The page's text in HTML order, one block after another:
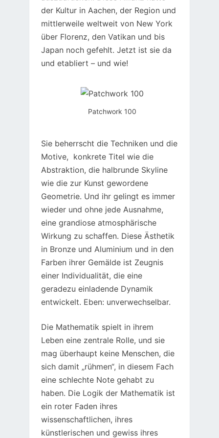
der Kultur in Aachen, der Region und
mittlerweile weltweit von New York
über Florenz, den Vatikan und bis
Japan noch gefehlt. Jetzt ist sie da
und etabliert – und wie!
Patchwork 100
Sie beherrscht die Techniken und die
Motive, konkrete Titel wie die
Abstraktion, die halbrunde Skyline
wie die zur Kunst gewordene
Geometrie. Und ihr gelingt es immer
wieder und ohne jede Ausnahme,
eine grandiose atmosphärische
Wirkung zu schaffen. Diese Ästhetik
in Bronze und Aluminium und in den
Farben ihrer Gemälde ist Zeugnis
einer Individualität, die eine
geradezu einladende Dynamik
entwickelt. Eben: unverwechselbar.
Die Mathematik spielt in ihrem
Leben eine zentrale Rolle, und sie
mag überhaupt keine Menschen, die
sich damit „rühmen“, in diesem Fach
eine schlechte Note gehabt zu
haben. Die Logik der Mathematik ist
ein roter Faden ihres
wissenschaftlichen, ihres
künstlerischen und gewiss ihres